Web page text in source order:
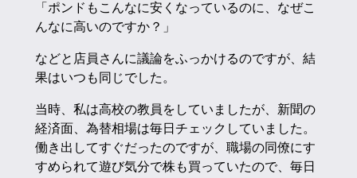
「ポンドもこんなに安くなっているのに、なぜこ
んなに高いのですか？」
などと店員さんに議論をふっかけるのですが、結
果はいつも同じでした。
当時、私は高校の教員をしていましたが、新聞の
経済面、為替相場は毎日チェックしていました。
働き出してすぐだったのですが、職場の同僚にす
すめられて遊び気分で株も買っていたので、毎日